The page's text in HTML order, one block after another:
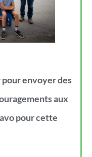
envoyer des
aux
pour cette